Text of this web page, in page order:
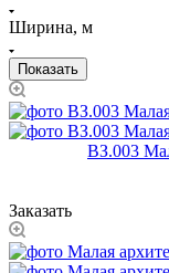
Ширина, м
ВЗ.003
Заказать